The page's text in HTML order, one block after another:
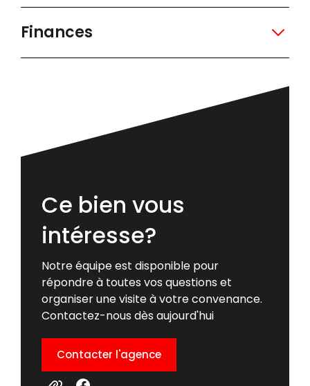
Finances
Ce bien vous
intéresse?
Notre équipe est disponible pour
répondre à toutes vos questions et
organiser une visite à votre convenance.
Contactez-nous dès aujourd'hui
Contacter l'agence